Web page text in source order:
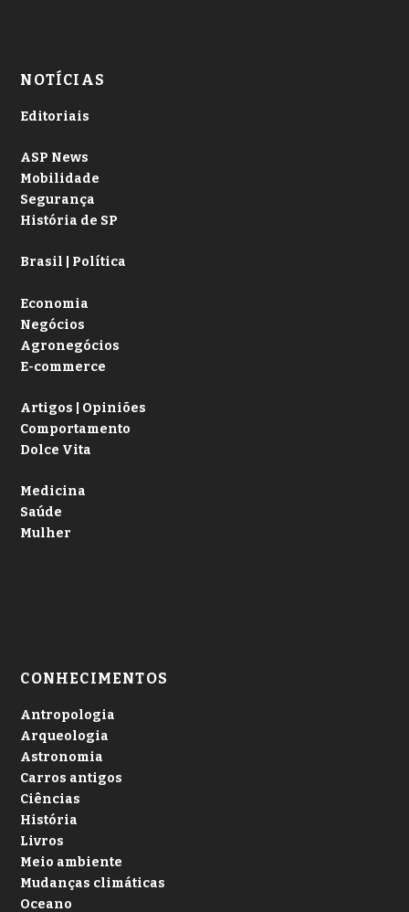
NOTÍCIAS
Editoriais
ASP News
Mobilidade
Segurança
História de SP
Brasil | Política
Economia
Negócios
Agronegócios
E-commerce
Artigos | Opiniões
Comportamento
Dolce Vita
Medicina
Saúde
Mulher
CONHECIMENTOS
Antropologia
Arqueologia
Astronomia
Carros antigos
Ciências
História
Livros
Meio ambiente
Mudanças climáticas
Oceano